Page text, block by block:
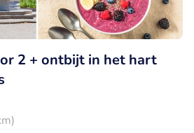
2 + ontbijt in het hart